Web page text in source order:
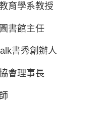
育學系教授
書館主任
書秀創辦人
會理事長